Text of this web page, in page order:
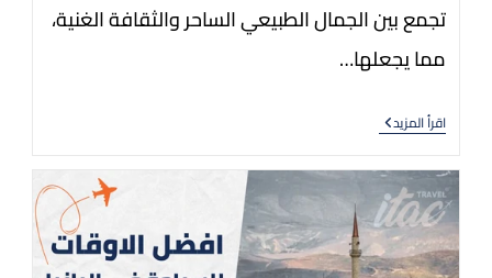
تجمع بين الجمال الطبيعي الساحر والثقافة الغنية،
مما يجعلها…
اقرأ المزيد